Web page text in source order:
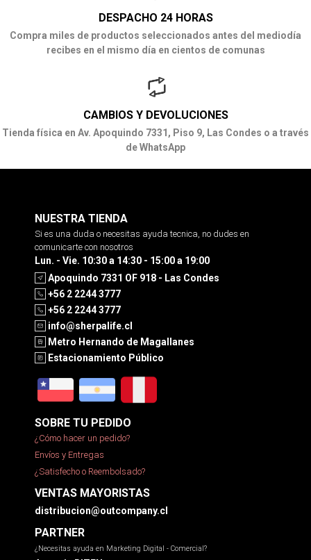
DESPACHO 24 HORAS
Compra miles de productos seleccionados antes del mediodía
recibes en el mismo día en cientos de comunas
CAMBIOS Y DEVOLUCIONES
Tienda física en Av. Apoquindo 7331, Piso 9, Las Condes o a través
de WhatsApp
NUESTRA TIENDA
Si es una duda o necesitas ayuda tecnica, no dudes en
comunicarte con nosotros
Lun. - Vie. 10:30 a 14:30 - 15:00 a 19:00
Apoquindo 7331 OF 918 - Las Condes
+56 2 2244 3777
+56 2 2244 3777
info@sherpalife.cl
Metro Hernando de Magallanes
Estacionamiento Público
SOBRE TU PEDIDO
¿Cómo hacer un pedido?
Envíos y Entregas
¿Satisfecho o Reembolsado?
VENTAS MAYORISTAS
distribucion@outcompany.cl
PARTNER
¿Necesitas ayuda en Marketing Digital - Comercial?